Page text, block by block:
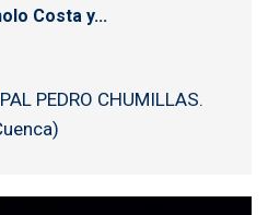
Costa y...
PEDRO CHUMILLAS.